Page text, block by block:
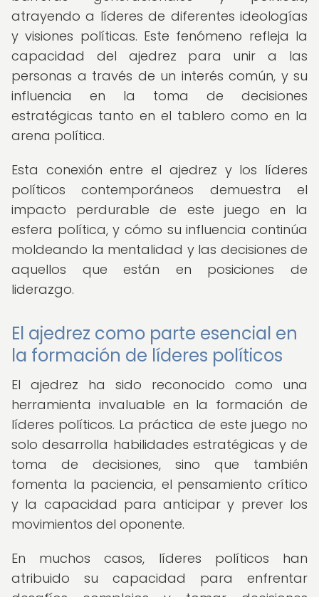
atrayendo a líderes de diferentes ideologías
y visiones políticas. Este fenómeno refleja la
capacidad del ajedrez para unir a las
personas a través de un interés común, y su
influencia en la toma de decisiones
estratégicas tanto en el tablero como en la
arena política.
Esta conexión entre el ajedrez y los líderes
políticos contemporáneos demuestra el
impacto perdurable de este juego en la
esfera política, y cómo su influencia continúa
moldeando la mentalidad y las decisiones de
aquellos que están en posiciones de
liderazgo.
El ajedrez como parte esencial en
la formación de líderes políticos
El ajedrez ha sido reconocido como una
herramienta invaluable en la formación de
líderes políticos. La práctica de este juego no
solo desarrolla habilidades estratégicas y de
toma de decisiones, sino que también
fomenta la paciencia, el pensamiento crítico
y la capacidad para anticipar y prever los
movimientos del oponente.
En muchos casos, líderes políticos han
atribuido su capacidad para enfrentar